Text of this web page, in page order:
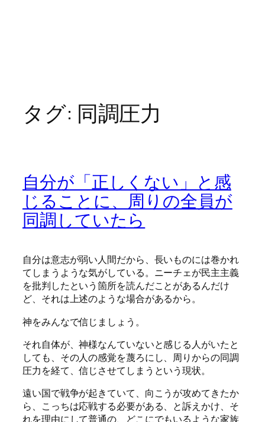
タグ: 同調圧力
自分が「正しくない」と感
じることに、周りの全員が
同調していたら
自分は意志が弱い人間だから、長いものには巻かれ
てしまうような気がしている。ニーチェが民主主義
を批判したという箇所を読んだことがあるんだけ
ど、それは上述のような場合があるから。
神をみんなで信じましょう。
それ自体が、神様なんていないと感じる人がいたと
しても、その人の感覚を蔑ろにし、周りからの同調
圧力を経て、信じさせてしまうという現状。
遠い国で戦争が起きていて、向こうが攻めてきたか
ら、こっちは応戦する必要がある、と訴えかけ、そ
れを理由にして普通の、どこにでもいるような家族